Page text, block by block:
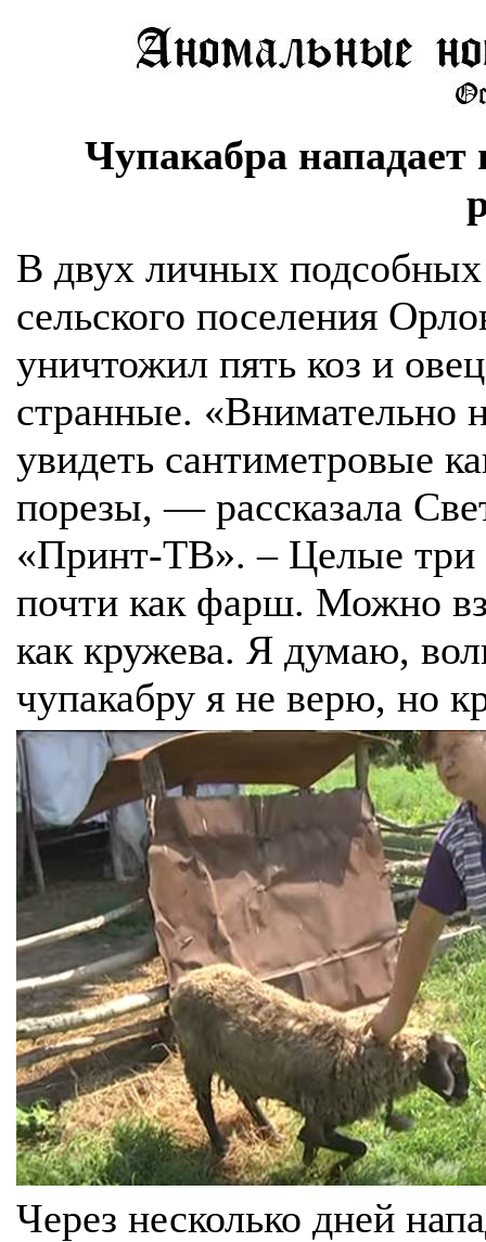
Чупакабра
В двух личных подсобных
сельского поселения
уничтожил пять коз и
странные. «Внимательно
увидеть сантиметровые
порезы, — рассказала
«Принт-ТВ». – Целые три
почти как фарш. Можно
как кружева. Я думаю,
чупакабру я не верю, но
Через несколько дней